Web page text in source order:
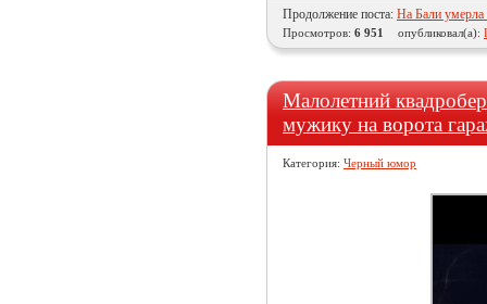
Продолжение поста: На Бали умерла
Просмотров: 6 951 опубликовал(а):
Малолетний
мужику на ворота
Категория: Черный юмор